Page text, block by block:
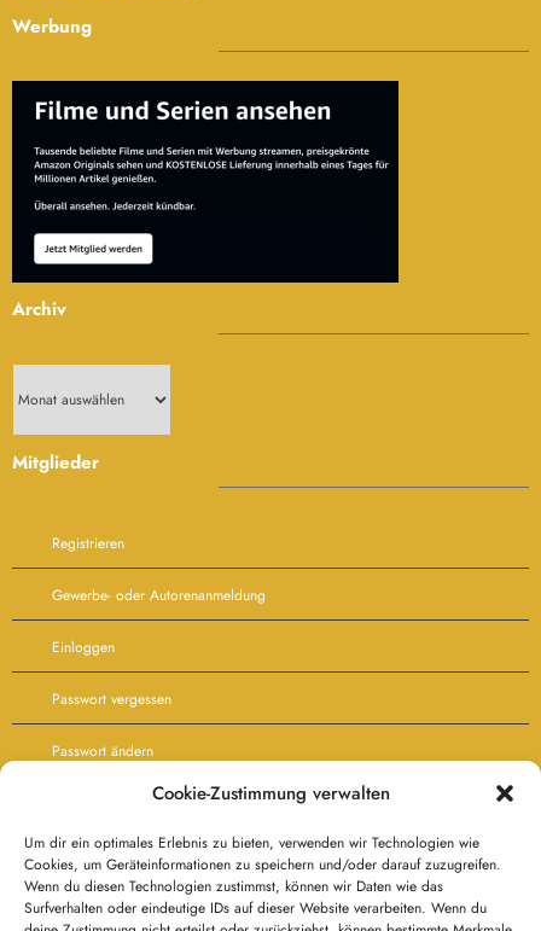
Cookie-Zustimmung verwalten
Um dir ein optimales Erlebnis zu bieten, verwenden wir Technologien wie
Cookies, um Geräteinformationen zu speichern und/oder darauf zuzugreifen.
Wenn du diesen Technologien zustimmst, können wir Daten wie das
Surfverhalten oder eindeutige IDs auf dieser Website verarbeiten. Wenn du
Werbung
Archiv
Mitglieder
Registrieren
Gewerbe- oder Autorenanmeldung
Einloggen
Passwort vergessen
Passwort ändern
Besucher:
Besucher heute: